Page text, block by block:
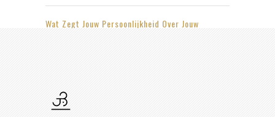
Wat Zegt Jouw Persoonlijkheid Over Jouw